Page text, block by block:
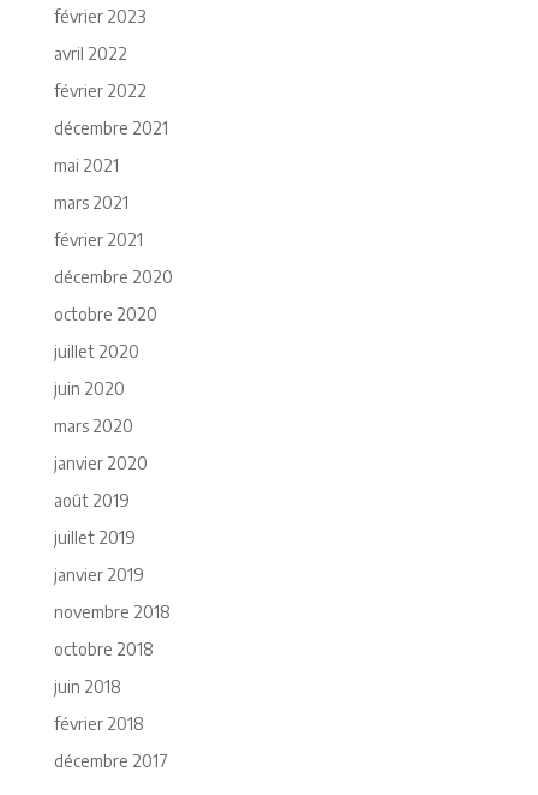
février 2023
avril 2022
février 2022
décembre 2021
mai 2021
mars 2021
février 2021
décembre 2020
octobre 2020
juillet 2020
juin 2020
mars 2020
janvier 2020
août 2019
juillet 2019
janvier 2019
novembre 2018
octobre 2018
juin 2018
février 2018
décembre 2017